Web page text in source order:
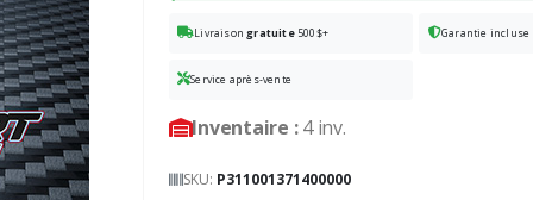
Livraisongratuite500$+ Garantie incluse
Service après-vente
Inventaire :4 inv.
SKU: P311001371400000